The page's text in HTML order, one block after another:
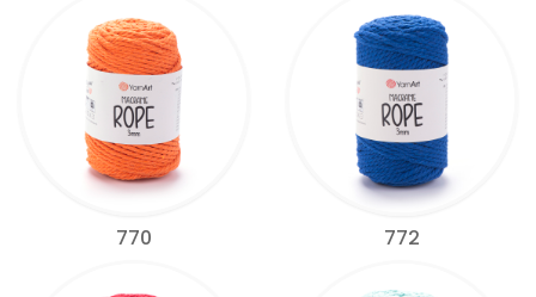
770 772